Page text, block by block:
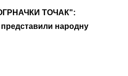
ТОЧАК":
народну